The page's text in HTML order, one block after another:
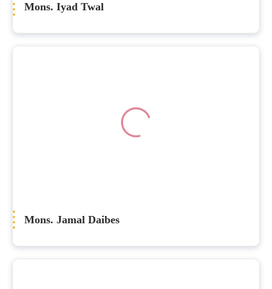
Mons. Iyad Twal
Mons. Jamal Daibes